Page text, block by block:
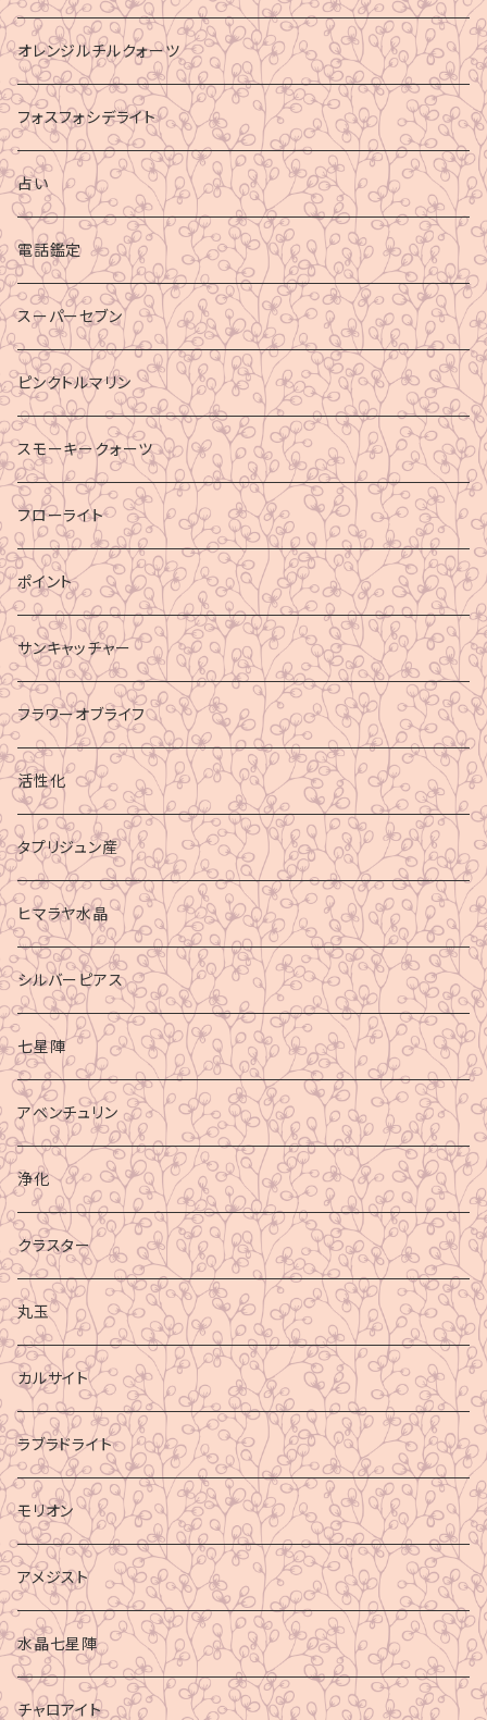
オレンジルチルクォーツ
フォスフォシデライト
占い
電話鑑定
スーパーセブン
ピンクトルマリン
スモーキークォーツ
フローライト
ポイント
サンキャッチャー
フラワーオブライフ
活性化
タプリジュン産
ヒマラヤ水晶
シルバーピアス
七星陣
アベンチュリン
浄化
クラスター
丸玉
カルサイト
ラブラドライト
モリオン
アメジスト
水晶七星陣
チャロアイト